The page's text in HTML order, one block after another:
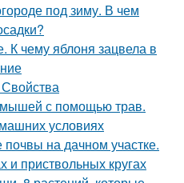
под зиму. В чем
К чему яблоня зацвела в
мышей с помощью трав.
условиях
на дачном участке.
и приствольных кругах